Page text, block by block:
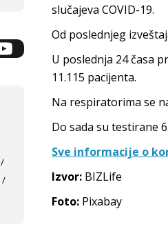
slučajeva COVID-19.
Od poslednjeg
U poslednja 24 časa
11.115 pacijenta.
Na respiratorima se
Do sada su testirane
Sve informacije o
Izvor: BIZLife
Foto: Pixabay